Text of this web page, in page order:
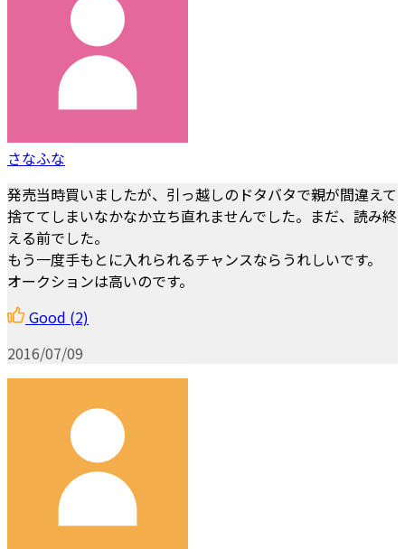
さなふな
発売当時買いましたが、引っ越しのドタバタで親が間違えて
捨ててしまいなかなか立ち直れませんでした。まだ、読み終
える前でした。
もう一度手もとに入れられるチャンスならうれしいです。
オークションは高いのです。
Good (2)
2016/07/09